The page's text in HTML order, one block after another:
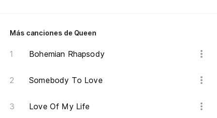
Más canciones de Queen
Bohemian Rhapsody
Somebody To Love
Love Of My Life